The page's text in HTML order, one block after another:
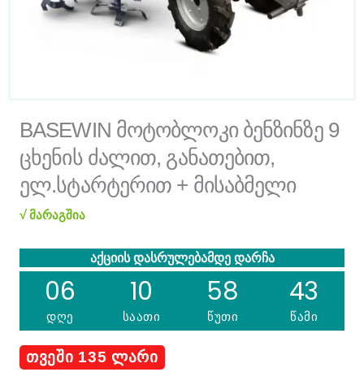
BASEWIN მოტობლოკი ბენზინზე 9
ცხენის ძალით, განათებით,
ელ.სტარტერით + მისაბმელი
√ მარაგშია
აქციის დასრულებამდე დარჩა
06
დღე
10
საათი
58
წუთი
43
წამი
ᲗᲕᲔᲨᲘ 135 ᲚᲐᲠᲘ